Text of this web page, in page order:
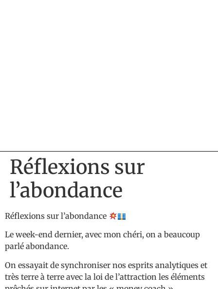
Réflexions sur
l’abondance
Réflexions sur l’abondance
Le week-end dernier, avec mon chéri, on a beaucoup
parlé abondance.
On essayait de synchroniser nos esprits analytiques et
très terre à terre avec la loi de l’attraction les éléments